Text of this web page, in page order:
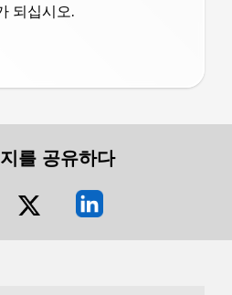
되십시오.
를 공유하다